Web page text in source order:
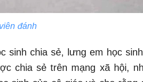
đánh
sinh chia sẻ, lưng em học
chia sẻ trên mạng xã hội,